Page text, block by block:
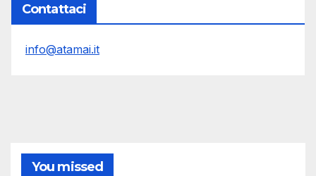
Contattaci
info@atamai.it
You missed